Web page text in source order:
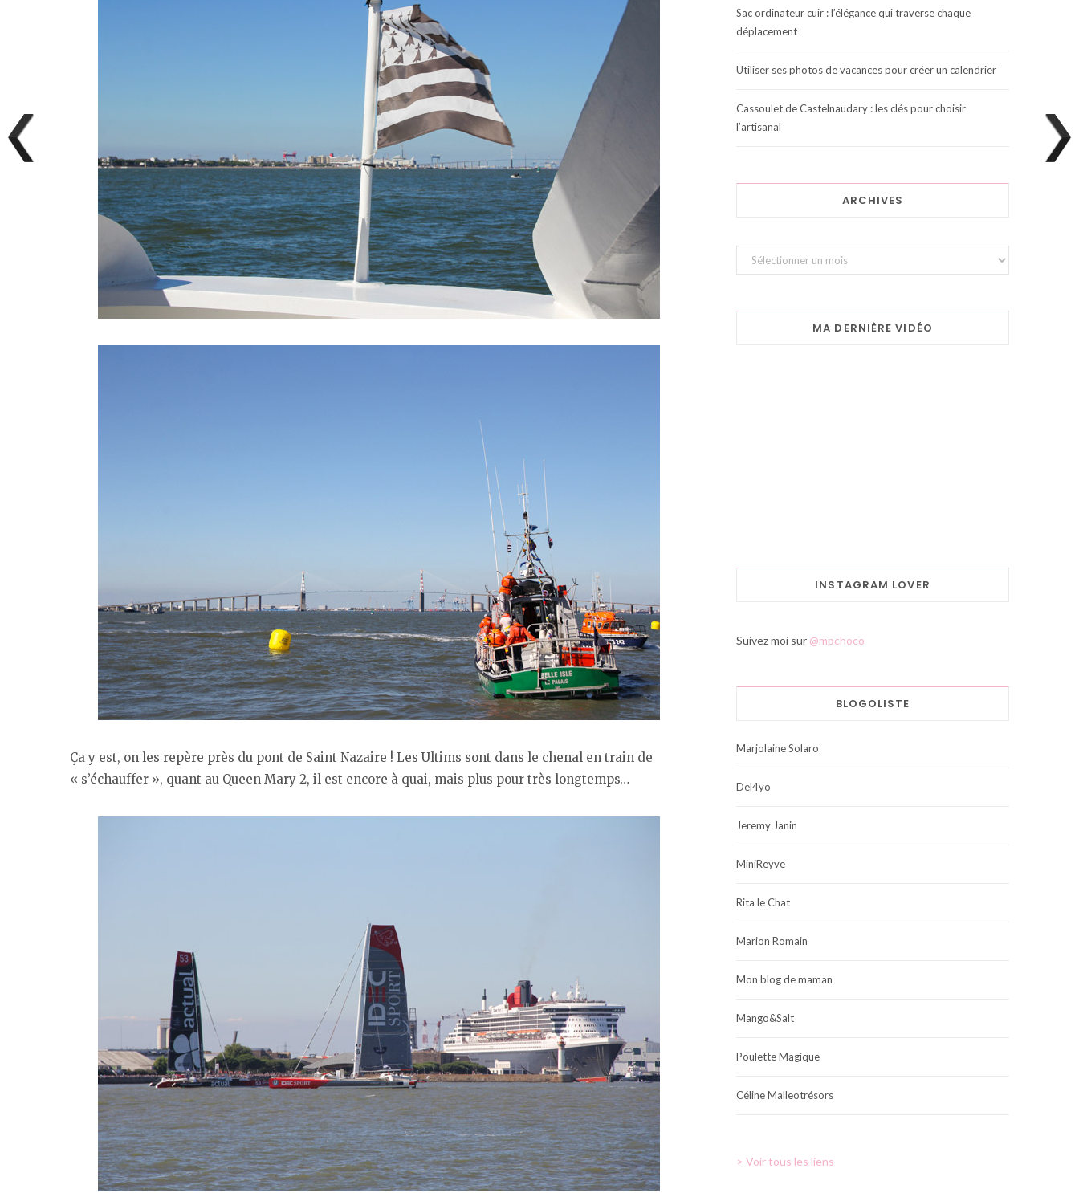
Ça y est, on les repère près du pont de Saint Nazaire ! Les Ultims sont dans le chenal en train de
« s’échauffer », quant au Queen Mary 2, il est encore à quai, mais plus pour très longtemps…
Sac ordinateur cuir : l’élégance qui traverse chaque
déplacement
Utiliser ses photos de vacances pour créer un calendrier
Cassoulet de Castelnaudary : les clés pour choisir
l’artisanal
ARCHIVES
Archives
MA DERNIÈRE VIDÉO
INSTAGRAM LOVER
Suivez moi sur @mpchoco
BLOGOLISTE
Marjolaine Solaro
Del4yo
Jeremy Janin
MiniReyve
Rita le Chat
Marion Romain
Mon blog de maman
Mango&Salt
Poulette Magique
Céline Malleotrésors
> Voir tous les liens